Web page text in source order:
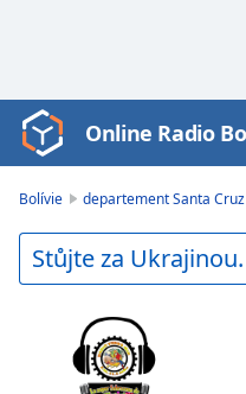
Video
Player
Play
Video
Online Radio
Bolívie departement Santa Cruz
Stůjte za